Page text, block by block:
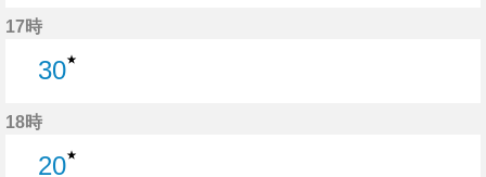
17時
30★
18時
20★